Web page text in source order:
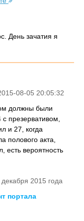
День зачатия я
08-05 20:05:32
должны были
презервативом,
и 27, когда
полового акта,
есть вероятность
декабря 2015 года
портала